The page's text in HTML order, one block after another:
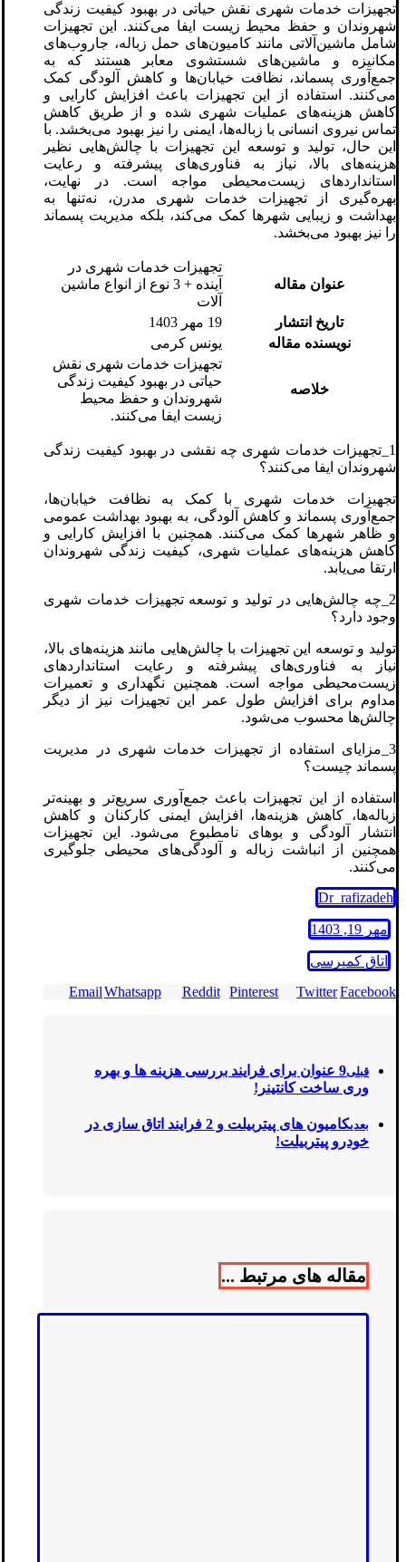
تجهیزات خدمات شهری نقش حیاتی در بهبود کیفیت زندگی
شهروندان و حفظ محیط زیست ایفا می‌کنند. این تجهیزات
شامل ماشین‌آلاتی مانند کامیون‌های حمل زباله، جاروب‌های
مکانیزه و ماشین‌های شستشوی معابر هستند که به
جمع‌آوری پسماند، نظافت خیابان‌ها و کاهش آلودگی کمک
می‌کنند. استفاده از این تجهیزات باعث افزایش کارایی و
کاهش هزینه‌های عملیات شهری شده و از طریق کاهش
تماس نیروی انسانی با زباله‌ها، ایمنی را نیز بهبود می‌بخشد. با
این حال، تولید و توسعه این تجهیزات با چالش‌هایی نظیر
هزینه‌های بالا، نیاز به فناوری‌های پیشرفته و رعایت
استانداردهای زیست‌محیطی مواجه است. در نهایت،
بهره‌گیری از تجهیزات خدمات شهری مدرن، نه‌تنها به
بهداشت و زیبایی شهرها کمک می‌کند، بلکه مدیریت پسماند
را نیز بهبود می‌بخشد.
عنوان مقاله
تجهیزات خدمات شهری در
آینده + 3 نوع از انواع ماشین
آلات
تاریخ انتشار
19 مهر 1403
نویسنده مقاله
یونس کرمی
خلاصه
تجهیزات خدمات شهری نقش
حیاتی در بهبود کیفیت زندگی
شهروندان و حفظ محیط
زیست ایفا می‌کنند.
1_تجهیزات خدمات شهری چه نقشی در بهبود کیفیت زندگی
شهروندان ایفا می‌کنند؟
تجهیزات خدمات شهری با کمک به نظافت خیابان‌ها،
جمع‌آوری پسماند و کاهش آلودگی، به بهبود بهداشت عمومی
و ظاهر شهرها کمک می‌کنند. همچنین با افزایش کارایی و
کاهش هزینه‌های عملیات شهری، کیفیت زندگی شهروندان
ارتقا می‌یابد.
2_چه چالش‌هایی در تولید و توسعه تجهیزات خدمات شهری
وجود دارد؟
تولید و توسعه این تجهیزات با چالش‌هایی مانند هزینه‌های بالا،
نیاز به فناوری‌های پیشرفته و رعایت استانداردهای
زیست‌محیطی مواجه است. همچنین نگهداری و تعمیرات
مداوم برای افزایش طول عمر این تجهیزات نیز از دیگر
چالش‌ها محسوب می‌شود.
3_مزایای استفاده از تجهیزات خدمات شهری در مدیریت
پسماند چیست؟
استفاده از این تجهیزات باعث جمع‌آوری سریع‌تر و بهینه‌تر
زباله‌ها، کاهش هزینه‌ها، افزایش ایمنی کارکنان و کاهش
انتشار آلودگی و بوهای نامطبوع می‌شود. این تجهیزات
همچنین از انباشت زباله و آلودگی‌های محیطی جلوگیری
می‌کنند.
Dr_rafizadeh
مهر 19, 1403
اتاق کمپرسی
Facebook
Twitter
Pinterest
Reddit
Whatsapp
Email
قبلی
9 عنوان برای فرایند بررسی هزینه ‌ها و بهره‌
وری ساخت کانتینر!
بعدی
کامیون‌ های پیتربیلت و 2 فرایند اتاق سازی در
خودرو پیتربیلت!
مقاله های مرتبط ...